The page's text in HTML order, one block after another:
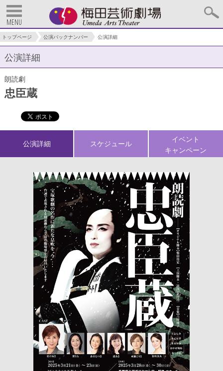
MENU
トップページ 公演バックナンバー 公演詳細
公演詳細
朗読劇
忠臣蔵
公演詳細 スケジュール
イベント
キャンペーン